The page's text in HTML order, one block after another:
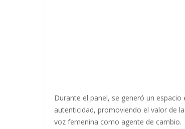
Durante el panel, se generó un
autenticidad, promoviendo el valor de
voz femenina como agente de cambio.